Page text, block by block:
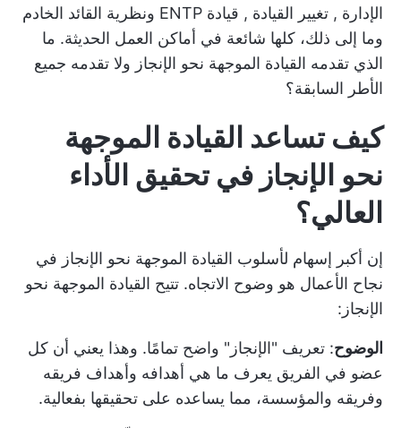
الإدارة , تغيير القيادة , قيادة ENTP
ونظرية القائد الخادم
وما إلى ذلك، كلها شائعة في أماكن العمل الحديثة. ما
الذي تقدمه القيادة الموجهة نحو الإنجاز ولا تقدمه جميع
الأطر السابقة؟
كيف تساعد القيادة الموجهة
نحو الإنجاز في تحقيق الأداء
العالي؟
إن أكبر إسهام لأسلوب القيادة الموجهة نحو الإنجاز في
نجاح الأعمال هو وضوح الاتجاه. تتيح القيادة الموجهة نحو
الإنجاز:
الوضوح: تعريف "الإنجاز" واضح تمامًا. وهذا يعني أن كل
عضو في الفريق يعرف ما هي أهدافه وأهداف فريقه
وفريقه والمؤسسة، مما يساعده على تحقيقها بفعالية.